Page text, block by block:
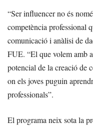
“Ser influencer no és
competència professional
comunicació i anàlisi de
FUE. “El que volem amb
potencial de la creació de
on els joves puguin
professionals”.
El programa neix sota la